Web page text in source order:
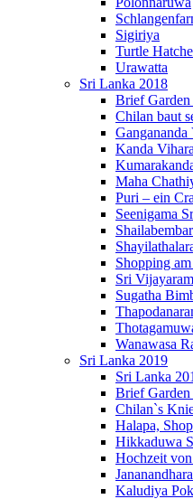
Sigiriya
Turtle
Urawatta
Sri Lanka 2018
Brief
Chilan baut
Kanda
Maha
Puri – ein
Seenigama
Shopping
Sri
Sugatha
Wanawasa
Sri Lanka 2019
Sri Lanka
Brief
Chilan`s
Halapa,
Hikkaduwa
Hochzeit
Kaludiya